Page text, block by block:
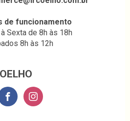
de funcionamento
Sexta de 8h às 18h
8h às 12h